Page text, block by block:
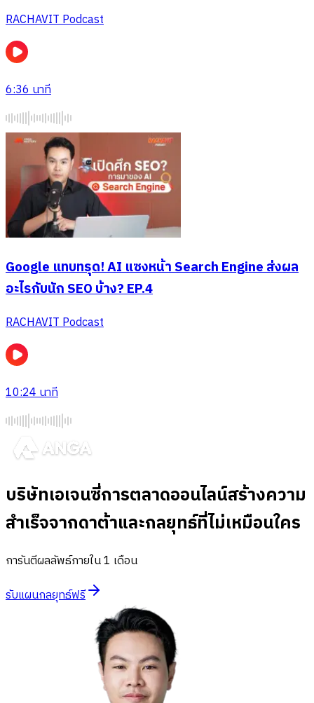
RACHAVIT Podcast
6:36นาที
Google แทบทรุด! AI แซงหน้า Search Engine ส่งผล
อะไรกับนัก SEO บ้าง? EP.4
RACHAVIT Podcast
10:24นาที
บริษัทเอเจนซี่การตลาดออนไลน์สร้างความ
สำเร็จจากดาต้าและกลยุทธ์ที่ไม่เหมือนใคร
การันตีผลลัพธ์ภายใน 1 เดือน
รับแผนกลยุทธ์ฟรี